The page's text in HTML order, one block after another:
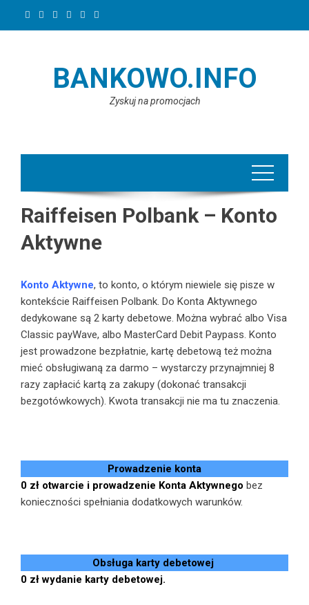
BANKOWO.INFO
Zyskuj na promocjach
Raiffeisen Polbank – Konto
Aktywne
Konto Aktywne, to konto, o którym niewiele się pisze w
kontekście Raiffeisen Polbank. Do Konta Aktywnego
dedykowane są 2 karty debetowe. Można wybrać albo Visa
Classic payWave, albo MasterCard Debit Paypass. Konto
jest prowadzone bezpłatnie, kartę debetową też można
mieć obsługiwaną za darmo – wystarczy przynajmniej 8
razy zapłacić kartą za zakupy (dokonać transakcji
bezgotówkowych). Kwota transakcji nie ma tu znaczenia.
Prowadzenie konta
0 zł otwarcie i prowadzenie Konta Aktywnego bez
konieczności spełniania dodatkowych warunków.
Obsługa karty debetowej
0 zł wydanie karty debetowej.